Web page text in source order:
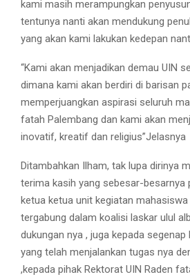
kami masih merampungkan
tentunya nanti akan mendukung
yang akan kami lakukan kedepan
“Kami akan menjadikan demau UIN
dimana kami akan berdiri di barisan
memperjuangkan aspirasi seluruh
fatah Palembang dan kami akan
inovatif, kreatif dan religius”Jelasnya
Ditambahkan Ilham, tak lupa dirinya
terima kasih yang sebesar-besarnya
ketua ketua unit kegiatan
tergabung dalam koalisi laskar ulul
dukungan nya , juga kepada segenap
yang telah menjalankan tugas nya
,kepada pihak Rektorat UIN Raden